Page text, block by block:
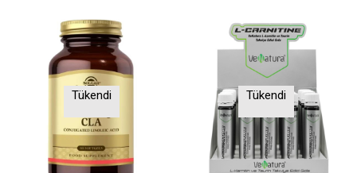
Tükendi Tükendi